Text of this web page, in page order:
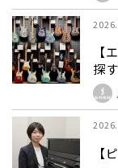
【
探
場
【